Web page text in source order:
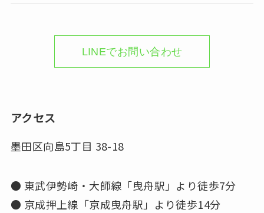
LINEでお問い合わせ
アクセス
墨田区向島5丁目 38-18
● 東武伊勢崎・大師線「曳舟駅」より徒歩7分
● 京成押上線「京成曳舟駅」より徒歩14分